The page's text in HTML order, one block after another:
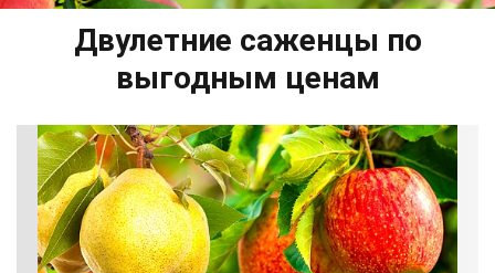
Двулетние саженцы по
выгодным ценам